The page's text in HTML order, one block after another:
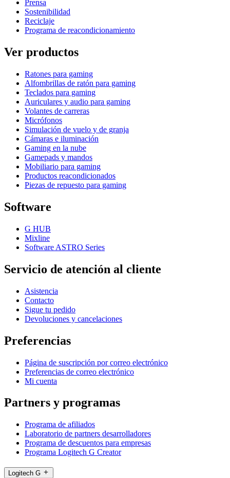
Prensa
Sostenibilidad
Reciclaje
Programa de reacondicionamiento
Ver productos
Ratones para gaming
Alfombrillas de ratón para gaming
Teclados para gaming
Auriculares y audio para gaming
Volantes de carreras
Micrófonos
Simulación de vuelo y de granja
Cámaras e iluminación
Gaming en la nube
Gamepads y mandos
Mobiliario para gaming
Productos reacondicionados
Piezas de repuesto para gaming
Software
G HUB
Mixline
Software ASTRO Series
Servicio de atención al cliente
Asistencia
Contacto
Sigue tu pedido
Devoluciones y cancelaciones
Preferencias
Página de suscripción por correo electrónico
Preferencias de correo electrónico
Mi cuenta
Partners y programas
Programa de afiliados
Laboratorio de partners desarrolladores
Programa de descuentos para empresas
Programa Logitech G Creator
Logitech G